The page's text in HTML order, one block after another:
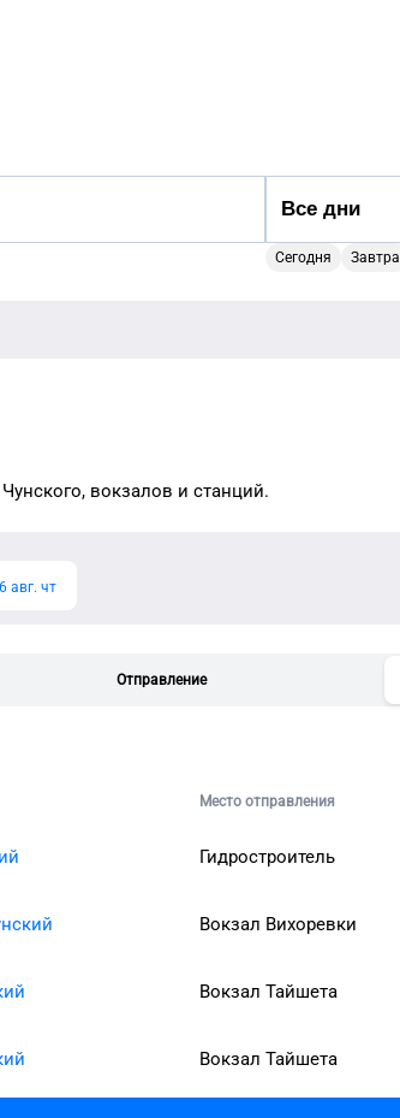
Сегодня Завтра
Чунского, вокзалов и станций.
авг. чт
Отправление
Место отправления
Гидростроитель
Вокзал Вихоревки
Вокзал Тайшета
Вокзал Тайшета